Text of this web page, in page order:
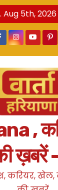
Aug 5th, 2026
,
करियर,